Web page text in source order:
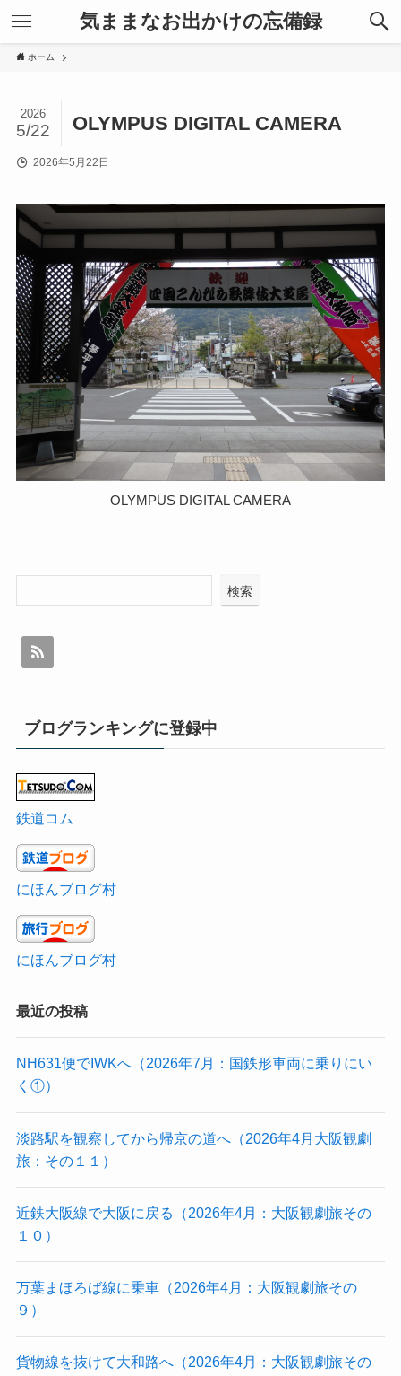
気ままなお出かけの忘備録
ホーム
OLYMPUS DIGITAL CAMERA
2026
5/22
2026年5月22日
OLYMPUS DIGITAL CAMERA
検索
ブログランキングに登録中
鉄道コム
にほんブログ村
にほんブログ村
最近の投稿
NH631便でIWKへ（2026年7月：国鉄形車両に乗りにい
く①）
淡路駅を観察してから帰京の道へ（2026年4月大阪観劇
旅：その１１）
近鉄大阪線で大阪に戻る（2026年4月：大阪観劇旅その
１０）
万葉まほろば線に乗車（2026年4月：大阪観劇旅その
９）
貨物線を抜けて大和路へ（2026年4月：大阪観劇旅その